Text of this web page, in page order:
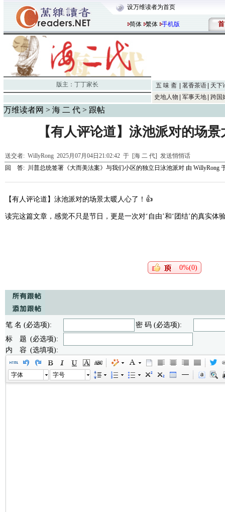
设万维读者为首页
简体 繁体 手机版 首
版主： 丁丁家长 五 味 斋 茗香茶语
天下
史地人物
军事天地 跨国
万维读者网 > 海 二 代 > 跟帖
【有人评论道】泳池派对的场
送交者: WillyRong 2025月07月04日21:02:42 于 [海 二 代] 发送悄悄话
回 答: 川普总统签署《大而美法案》与我们小区的独立日泳池派对 由 WillyRong
【有人评论道】泳池派对的场景太暖人心了！👍
读完这篇文章，感觉不只是节日，更是一次对‘自由’和‘团结’的真实体
0%(0)
笔 名 (必选项):
密 码 (必选项):
标 题 (必选项):
内 容 (选填项):
字体 字号